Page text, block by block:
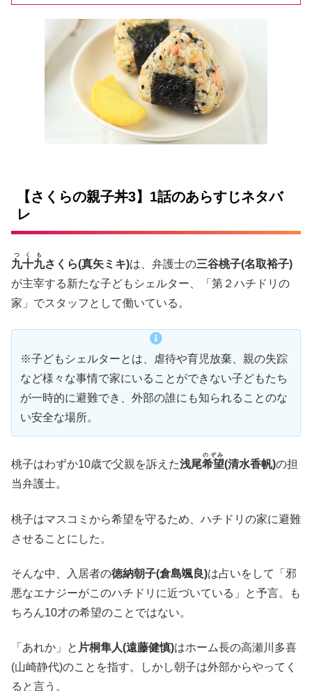
【さくらの親子丼3】1話のあらすじネタバ
レ
九十九
つくも
さくら(真矢ミキ)は、弁護士の三谷桃子(名取裕子)
が主宰する新たな子どもシェルター、「第２ハチドリの
家」でスタッフとして働いている。
※子どもシェルターとは、虐待や育児放棄、親の失踪
など様々な事情で家にいることができない子どもたち
が一時的に避難でき、外部の誰にも知られることのな
い安全な場所。
桃子はわずか10歳で父親を訴えた浅尾希望
のぞみ
(清水香帆)の担
当弁護士。
桃子はマスコミから希望を守るため、ハチドリの家に避難
させることにした。
そんな中、入居者の徳納朝子(倉島颯良)は占いをして「邪
悪なエナジーがこのハチドリに近づいている」と予言。も
ちろん10才の希望のことではない。
「あれか」と 片桐隼人(遠藤健慎)はホーム長の高瀬川多喜
(山崎静代)のことを指す。しかし朝子は外部からやってく
ると言う。